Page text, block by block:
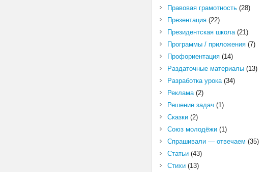
Правовая грамотность(28)
Презентация(22)
Президентская школа(21)
Программы / приложения(7)
Профориентация(14)
Раздаточные материалы(13)
Разработка урока(34)
Реклама(2)
Решение задач (1)
Сказки(2)
Союз молодёжи(1)
Спрашивали — отвечаем (35)
Статьи(43)
Стихи(13)